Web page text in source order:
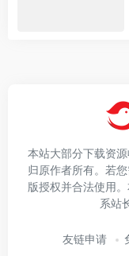
本站大部分下载资
归原作者所有。若
版授权并合法使用
系站
友链申请